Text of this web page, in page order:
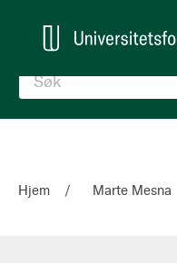
Hjem Marte Mesna